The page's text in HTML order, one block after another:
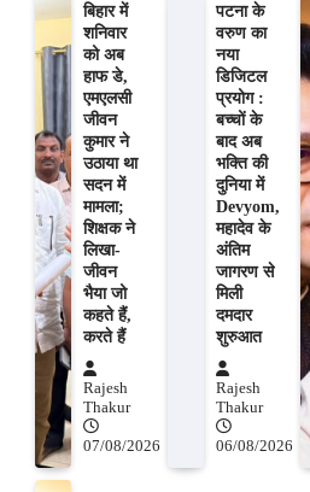
बिहार में
शनिवार
को अब
हाफ डे,
एमएलसी
जीवन
कुमार ने
उठाया था
सदन में
मामला;
शिक्षक ने
लिखा-
जीवन
भैया जो
कहते हैं,
करते हैं
Rajesh
Thakur
07/08/2026
पटना के
वरुण का
नया
डिजिटल
प्रयोग :
बच्चों के
बाद अब
भक्ति की
दुनिया में
Devyom,
महादेव के
अंतिम
जागरण से
मिली
दमदार
शुरुआत
Rajesh
Thakur
06/08/2026